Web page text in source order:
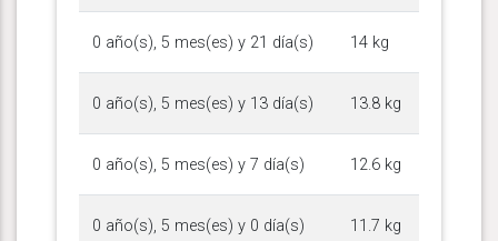
0 año(s), 5 mes(es) y 21 día(s) 14 kg
0 año(s), 5 mes(es) y 13 día(s) 13.8 kg
0 año(s), 5 mes(es) y 7 día(s) 12.6 kg
0 año(s), 5 mes(es) y 0 día(s) 11.7 kg